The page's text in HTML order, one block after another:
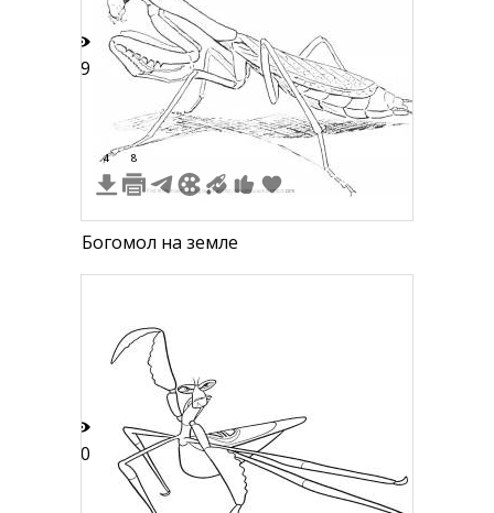
19
4 8
Богомол на земле
10